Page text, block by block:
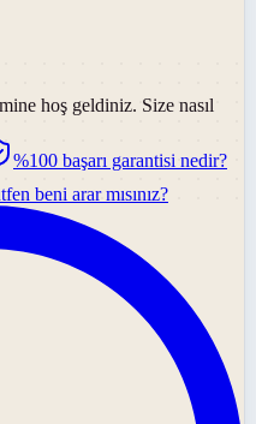
hoş geldiniz. Size nasıl
%100 başarı garantisi nedir?
beni arar mısınız?